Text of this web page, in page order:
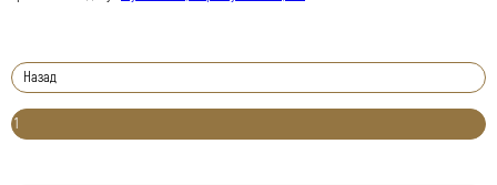
Назад
1